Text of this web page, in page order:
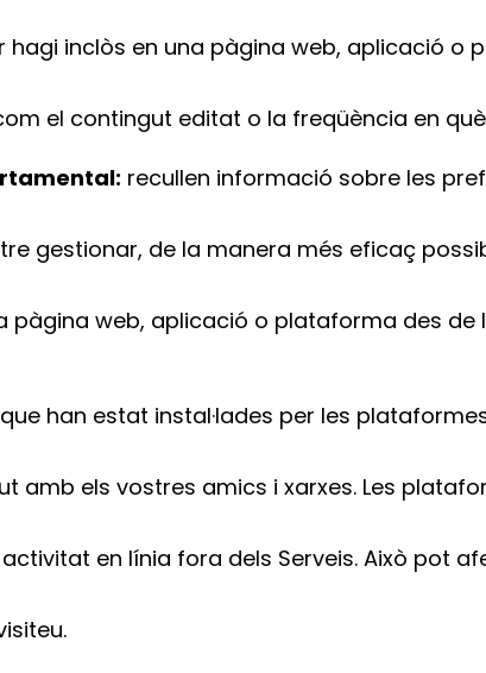
hagi inclòs en una pàgina web, aplicació o
el contingut editat o la freqüència en
recullen informació sobre les
gestionar, de la manera més eficaç
pàgina web, aplicació o plataforma des de
han estat instal·lades per les
amb els vostres amics i xarxes. Les
en línia fora dels Serveis. Això pot